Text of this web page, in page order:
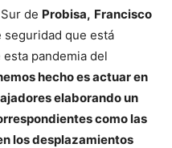
de Probisa, Francisco
seguridad que está
pandemia del
hecho es actuar en
elaborando un
como las
los desplazamientos